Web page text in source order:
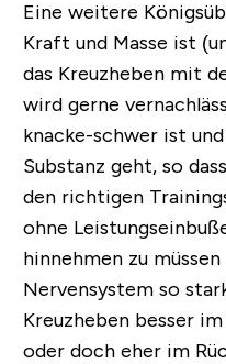
Eine weitere
Kraft und Masse ist
das Kreuzheben mit
wird gerne
knacke-schwer ist
Substanz geht, so
den richtigen
ohne
hinnehmen zu
Nervensystem so
Kreuzheben besser
oder doch eher im